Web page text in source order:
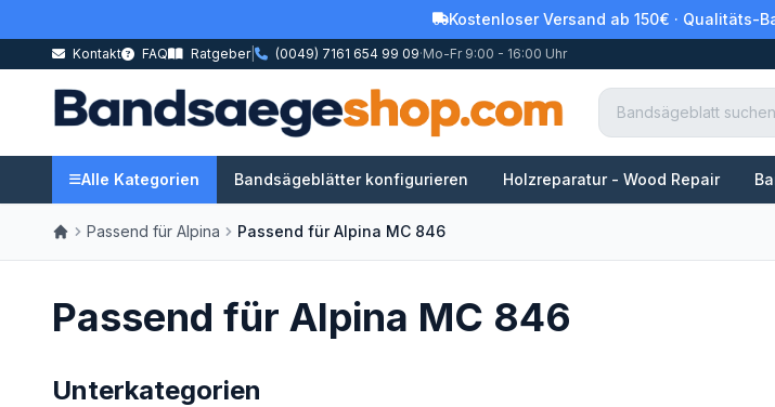
Kostenloser Versand ab 150€ · Qualitäts-
Kontakt FAQ Ratgeber| (0049) 7161 654 99 09·Mo-Fr 9:00 - 16:00 Uhr
Alle Kategorien Bandsägeblätter konfigurieren Holzreparatur - Wood Repair
Passend für Alpina Passend für Alpina MC 846
Passend für Alpina MC 846
Unterkategorien